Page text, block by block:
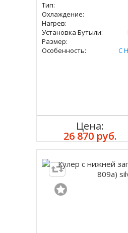
Тип:
Охлаждение:
Нагрев:
Установка Бутыли:
Размер:
Особенность:
С
Цена:
26 870 руб.